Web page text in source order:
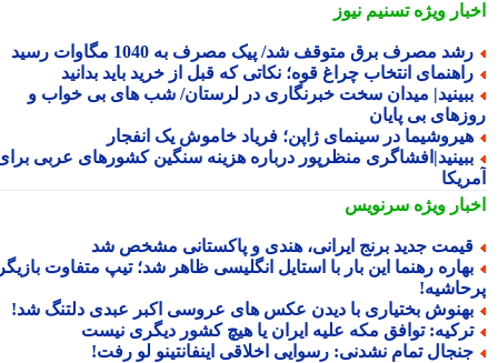
ویژهتسنیم نیوز
مصرف برق متوقف شد/ پیک مصرف به 1040 مگاوات رسید
انتخاب چراغ قوه؛ نکاتی که قبل از خرید باید بدانید
میدان سخت خبرنگاری در لرستان/ شب های بی خواب و
بی پایان
در سینمای ژاپن؛ فریاد خاموش یک انفجار
منظرپور درباره هزینه سنگین کشورهای عربی برای
ویژهسرنویس
جدید برنج ایرانی، هندی و پاکستانی مشخص شد
رهنما این بار با استایل انگلیسی ظاهر شد؛ تیپ متفاوت بازیگر
بختیاری با دیدن عکس های عروسی اکبر عبدی دلتنگ شد!
توافق مکه علیه ایران یا هیچ کشور دیگری نیست
تمام نشدنی: رسوایی اخلاقی اینفانتینو لو رفت!